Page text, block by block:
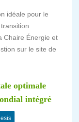
idéale pour le
transition
Chaire Énergie et
sur le site de
optimale
intégré